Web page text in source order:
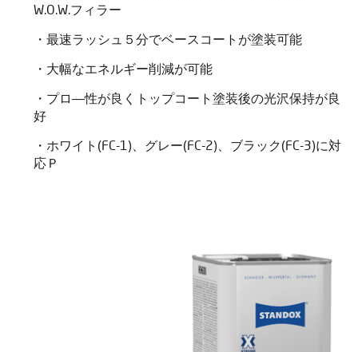
W.O.W.フィラー
・最速ラッシュ５分でベースコートが塗装可能
・大幅なエネルギー削減が可能
・プロ―性が良くトップコート塗装後の光沢保持が良
好
・ホワイト(FC-1)、グレー(FC-2)、ブラック(FC-3)に対
応Ｐ